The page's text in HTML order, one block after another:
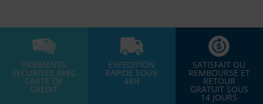
PAIEMENTS
SECURISES AVEC
CARTE DE
CREDIT
EXPEDITION
RAPIDE SOUS
48H
SATISFAIT OU
REMBOURSE ET
RETOUR
GRATUIT SOUS
14 JOURS